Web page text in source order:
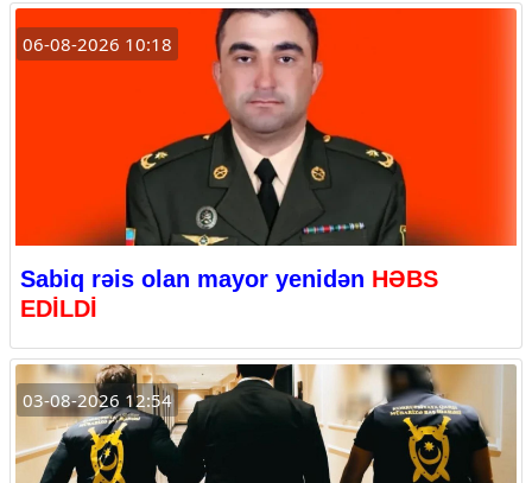
06-08-2026 10:18
Sabiq rəis olan mayor yenidən HƏBS
EDİLDİ
03-08-2026 12:54